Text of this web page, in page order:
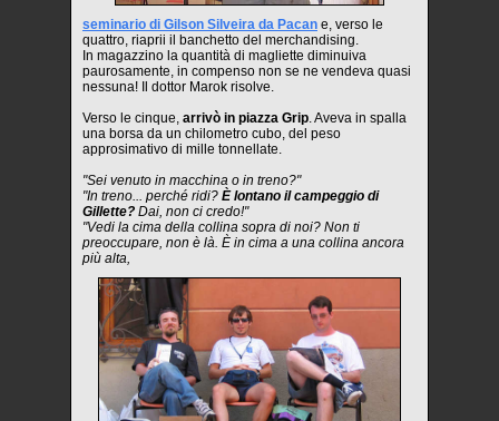
seminario di Gilson Silveira da Pacan e, verso le
quattro, riaprii il banchetto del merchandising.
In magazzino la quantità di magliette diminuiva
paurosamente, in compenso non se ne vendeva quasi
nessuna! Il dottor Marok risolve.
Verso le cinque, arrivò in piazza Grip. Aveva in spalla
una borsa da un chilometro cubo, del peso
approsimativo di mille tonnellate.
"Sei venuto in macchina o in treno?"
"In treno... perché ridi? È lontano il campeggio di
Gillette? Dai, non ci credo!"
"Vedi la cima della collina sopra di noi? Non ti
preoccupare, non è là. È in cima a una collina ancora
più alta,